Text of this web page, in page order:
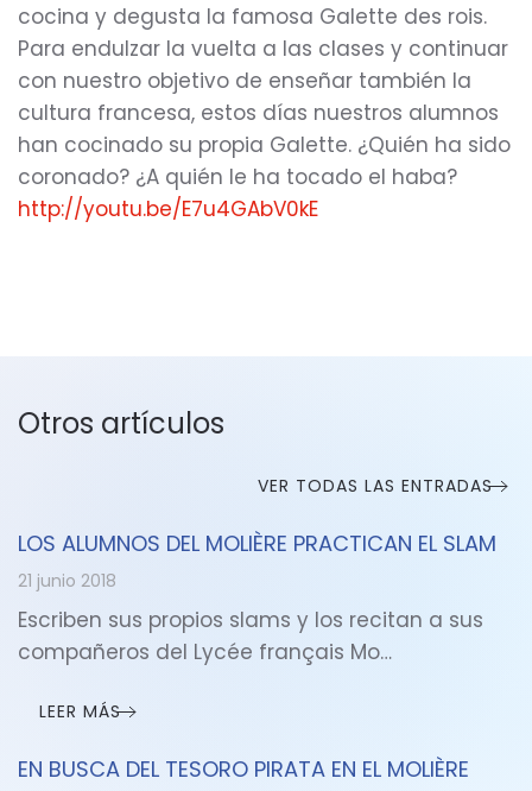
cocina y degusta la famosa Galette des rois.
Para endulzar la vuelta a las clases y continuar
con nuestro objetivo de enseñar también la
cultura francesa, estos días nuestros alumnos
han cocinado su propia Galette. ¿Quién ha sido
coronado? ¿A quién le ha tocado el haba?
http://youtu.be/E7u4GAbV0kE
Otros artículos
VER TODAS LAS ENTRADAS
LOS ALUMNOS DEL MOLIÈRE PRACTICAN EL SLAM
21 junio 2018
Escriben sus propios slams y los recitan a sus
compañeros del Lycée français Mo…
LEER MÁS
EN BUSCA DEL TESORO PIRATA EN EL MOLIÈRE